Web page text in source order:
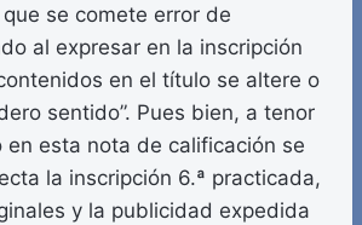
se comete error de
al expresar en la inscripción
en el título se altere o
sentido”. Pues bien, a tenor
en esta nota de calificación se
la inscripción 6.ª practicada,
y la publicidad expedida